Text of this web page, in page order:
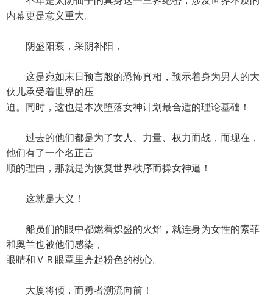
内幕更是意义重大。
阴盛阳衰，采阴补阳，
这是宛如末日预言般的恐怖真相，预示着身为男人的大
伙儿承受着世界的压
迫。同时，这也是本次堕落女神计划最合适的理论基础！
过去的他们都是为了女人、力量、权力而战，而现在，
他们有了一个名正言
顺的理由，那就是为恢复世界秩序而操女神逼！
这就是大义！
船员们的眼中都燃着炽盛的火焰，就连身为女性的索菲
和奥兰也被他们感染，
眼睛和ＶＲ眼罩里亮起粉色的桃心。
大厦将倾，而勇者溯流向前！